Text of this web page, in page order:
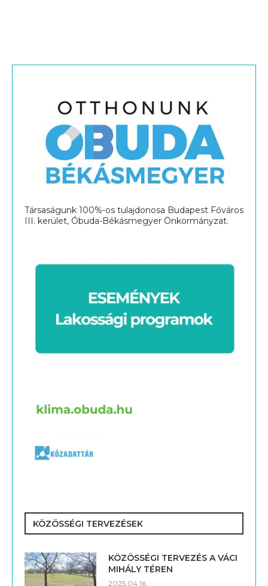
Társaságunk 100%-os tulajdonosa Budapest Főváros
III. kerület, Óbuda-Békásmegyer Önkormányzat.
KÖZÖSSÉGI TERVEZÉSEK
KÖZÖSSÉGI TERVEZÉS A VÁCI
MIHÁLY TÉREN
2025.04.16.